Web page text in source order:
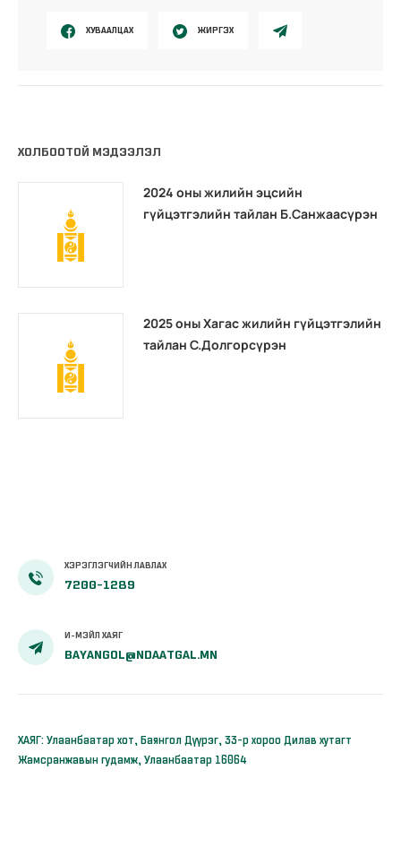
ХУВААЛЦАХ ЖИРГЭХ
ХОЛБООТОЙ МЭДЭЭЛЭЛ
2024 оны жилийн эцсийн
гүйцэтгэлийн тайлан Б.Санжаасүрэн
2025 оны Хагас жилийн гүйцэтгэлийн
тайлан C.Долгорсүрэн
ХЭРЭГЛЭГЧИЙН ЛАВЛАХ
7200-1289
И-МЭЙЛ ХАЯГ
BAYANGOL@NDAATGAL.MN
ХАЯГ: Улаанбаатар хот, Баянгол Дүүрэг, 33-р хороо Дилав хутагт
Жамсранжавын гудамж, Улаанбаатар 16064